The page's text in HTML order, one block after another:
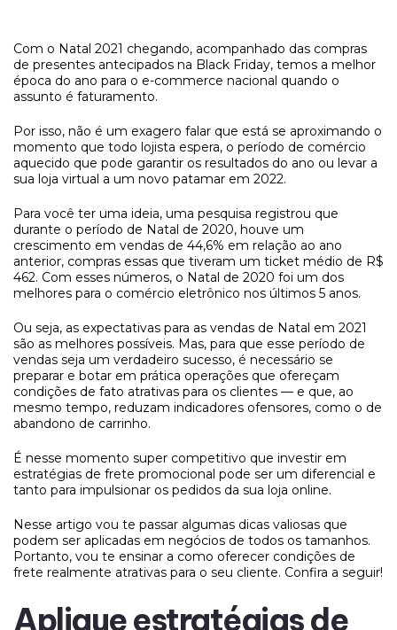
Com o Natal 2021 chegando, acompanhado das compras
de presentes antecipados na Black Friday, temos a melhor
época do ano para o e-commerce nacional quando o
assunto é faturamento.
Por isso, não é um exagero falar que está se aproximando o
momento que todo lojista espera, o período de comércio
aquecido que pode garantir os resultados do ano ou levar a
sua loja virtual a um novo patamar em 2022.
Para você ter uma ideia, uma pesquisa registrou que
durante o período de Natal de 2020, houve um
crescimento em vendas de 44,6% em relação ao ano
anterior, compras essas que tiveram um ticket médio de R$
462. Com esses números, o Natal de 2020 foi um dos
melhores para o comércio eletrônico nos últimos 5 anos.
Ou seja, as expectativas para as vendas de Natal em 2021
são as melhores possíveis. Mas, para que esse período de
vendas seja um verdadeiro sucesso, é necessário se
preparar e botar em prática operações que ofereçam
condições de fato atrativas para os clientes — e que, ao
mesmo tempo, reduzam indicadores ofensores, como o de
abandono de carrinho.
É nesse momento super competitivo que investir em
estratégias de frete promocional pode ser um diferencial e
tanto para impulsionar os pedidos da sua loja online.
Nesse artigo vou te passar algumas dicas valiosas que
podem ser aplicadas em negócios de todos os tamanhos.
Portanto, vou te ensinar a como oferecer condições de
frete realmente atrativas para o seu cliente. Confira a seguir!
Aplique estratégias de